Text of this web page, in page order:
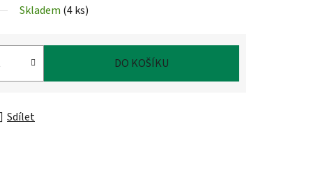
Skladem (4 ks)
DO KOŠÍKU
Sdílet